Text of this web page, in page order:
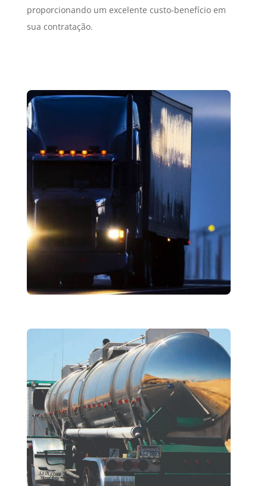
proporcionando um excelente custo-benefício em
sua contratação.